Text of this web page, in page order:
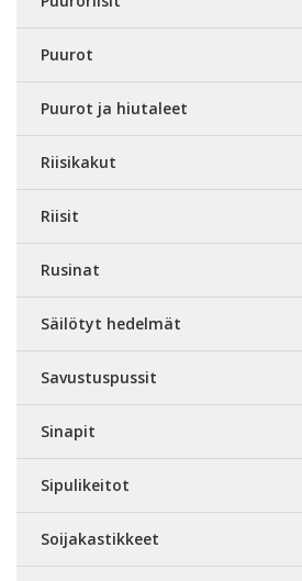
Puurot
Puurot ja hiutaleet
Riisikakut
Riisit
Rusinat
Säilötyt hedelmät
Savustuspussit
Sinapit
Sipulikeitot
Soijakastikkeet